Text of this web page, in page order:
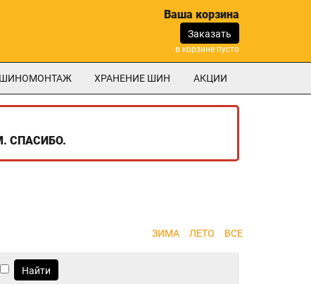
Ваша корзина
Заказать
в корзине пусто
ШИНОМОНТАЖ ХРАНЕНИЕ ШИН АКЦИИ
СПАСИБО.
ЗИМА ЛЕТО ВСЕ